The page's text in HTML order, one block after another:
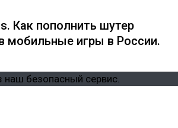
Как пополнить шутер
мобильные игры в России.